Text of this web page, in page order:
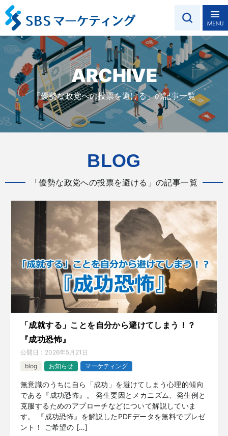
ARCHIVE
「優勢な政党への投票を避ける」の記事一覧
BLOG
「優勢な政党への投票を避ける」の記事一覧
「成就する」ことを自分から避けてしまう！？
『成功恐怖』
公開日： 2026年5月21日
blog
お知らせ マーケティング
無意識のうちに自ら「成功」を避けてしまう心理的傾向
である『成功恐怖』。 発生要因とメカニズム、発生例と
克服するためのアプローチなどについて解説していま
す。 『成功恐怖』を解説したPDFデータを無料でプレゼ
ント！ ご希望の […]